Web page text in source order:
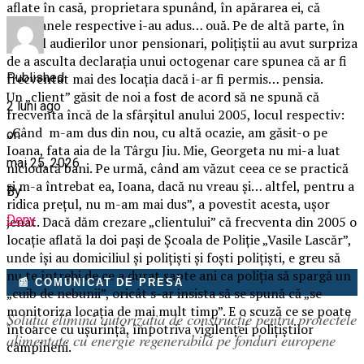
aflate în casă, proprietara spunând, în apărarea ei, că
persoanele respective i-au adus… ouă. Pe de altă parte, în
timpul audierilor unor pensionari, poliţiştii au avut surpriza
de a asculta declaraţia unui octogenar care spunea că ar fi
frecventat mai des locaţia dacă i-ar fi permis… pensia.
Un „client” găsit de noi a fost de acord să ne spună că
frecventa încă de la sfârşitul anului 2005, locul respectiv:
„Când m-am dus din nou, cu altă ocazie, am găsit-o pe
Ioana, fata aia de la Târgu Jiu. Mie, Georgeta nu mi-a luat
niciodată bani. Pe urmă, când am văzut ceea ce se practică
şi m-a întrebat ea, Ioana, dacă nu vreau şi… altfel, pentru a
ridica preţul, nu m-am mai dus”, a povestit acesta, uşor
jenat. Dacă dăm crezare „clientului” că frecventa din 2005 o
locaţie aflată la doi paşi de Şcoala de Poliţie „Vasile Lascăr”,
unde îşi au domiciliul şi poliţişti şi foşti poliţişti, e greu să
nu te întrebi de ce a durat șapte ani ca poliţia să spargă un
„cuib de nebunii”, oricât s-ar insista să se spună că „se
monitoriza locaţia de mai mult timp”. E o scuză ce se poate
întoarce cu uşurinţă, împotriva vigilenţei poliţiştilor
câmpineni.
Published
2 luni ago
on
mai 25, 2026
By
Deny
📰 COMUNICAT DE PRESĂ
Soluția elimină autorizația de construcție pentru proiectele
alimentate cu energie regenerabilă pe fonduri europene